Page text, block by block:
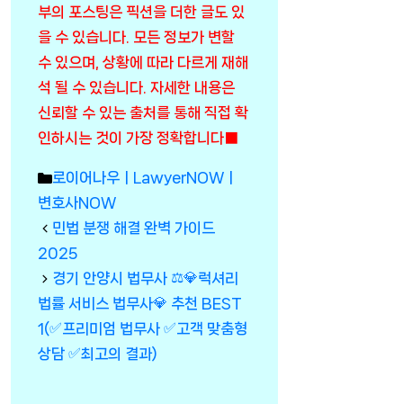
부의 포스팅은 픽션을 더한 글도 있
을 수 있습니다. 모든 정보가 변할
수 있으며, 상황에 따라 다르게 재해
석 될 수 있습니다. 자세한 내용은
신뢰할 수 있는 출처를 통해 직접 확
인하시는 것이 가장 정확합니다■
Categories
로이어나우ㅣLawyerNOWㅣ
변호사NOW
민법 분쟁 해결 완벽 가이드
2025
경기 안양시 법무사 ⚖️💎럭셔리
법률 서비스 법무사💎 추천 BEST
1(✅프리미엄 법무사 ✅고객 맞춤형
상담 ✅최고의 결과)